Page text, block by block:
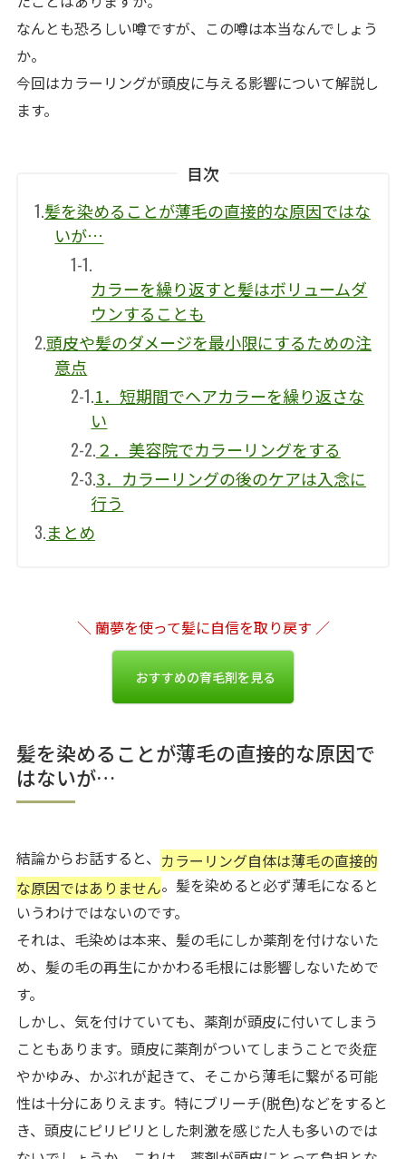
なんとも恐ろしい噂ですが、この噂は本当なんでしょう
か。
今回はカラーリングが頭皮に与える影響について解説し
ます。
目次
1.髪を染めることが薄毛の直接的な原因ではな
いが…
1-1.
カラーを繰り返すと髪はボリュームダ
ウンすることも
2.頭皮や髪のダメージを最小限にするための注
意点
2-1.1．短期間でヘアカラーを繰り返さな
い
2-2.２．美容院でカラーリングをする
2-3.3．カラーリングの後のケアは入念に
行う
3.まとめ
＼ 蘭夢を使って髪に自信を取り戻す ／
おすすめの育毛剤を見る
髪を染めることが薄毛の直接的な原因で
はないが…
結論からお話すると、 カラーリング自体は薄毛の直接的
な原因ではありません。髪を染めると必ず薄毛になると
いうわけではないのです。
それは、毛染めは本来、髪の毛にしか薬剤を付けないた
め、髪の毛の再生にかかわる毛根には影響しないためで
す。
しかし、気を付けていても、薬剤が頭皮に付いてしまう
こともあります。頭皮に薬剤がついてしまうことで炎症
やかゆみ、かぶれが起きて、そこから薄毛に繋がる可能
性は十分にありえます。特にブリーチ(脱色)などをすると
き、頭皮にピリピリとした刺激を感じた人も多いのでは